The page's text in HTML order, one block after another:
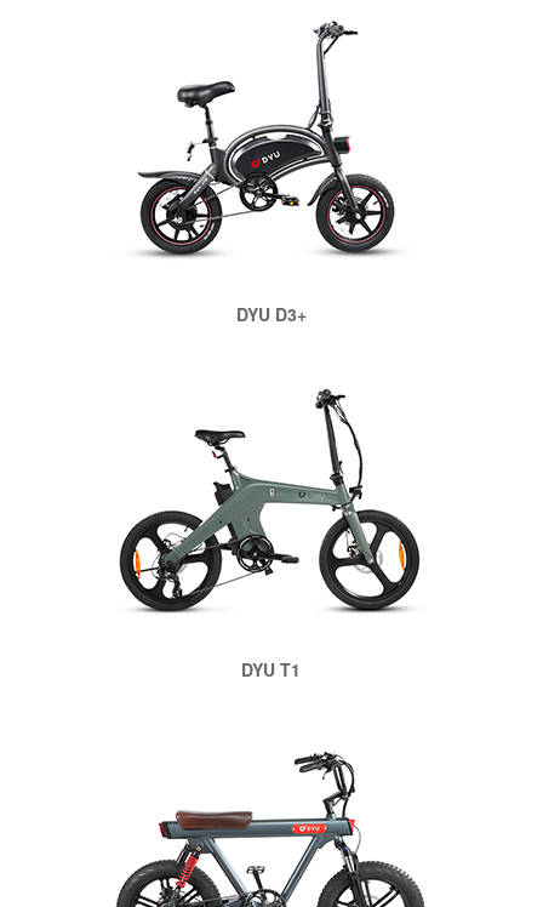
DYU D3+
DYU T1